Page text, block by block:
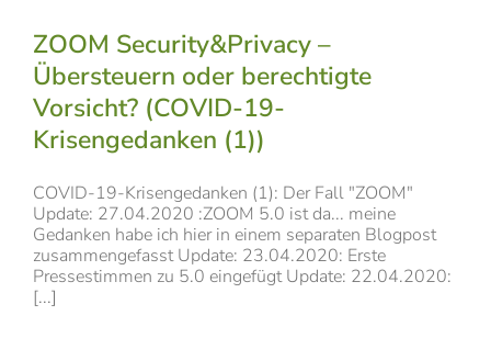
ZOOM Security&Privacy –
Übersteuern oder berechtigte
Vorsicht? (COVID-19-
Krisengedanken (1))
COVID-19-Krisengedanken (1): Der Fall "ZOOM"
Update: 27.04.2020 :ZOOM 5.0 ist da... meine
Gedanken habe ich hier in einem separaten Blogpost
zusammengefasst Update: 23.04.2020: Erste
Pressestimmen zu 5.0 eingefügt Update: 22.04.2020:
[...]